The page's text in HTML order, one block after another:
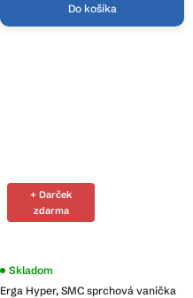
Do košíka
+ Darček
zdarma
Erga Hyper, SMC sprchová vanička
Skladom